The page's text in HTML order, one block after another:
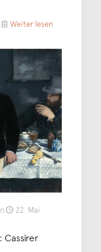
Weiter lesen
22. Mai
Cassirer